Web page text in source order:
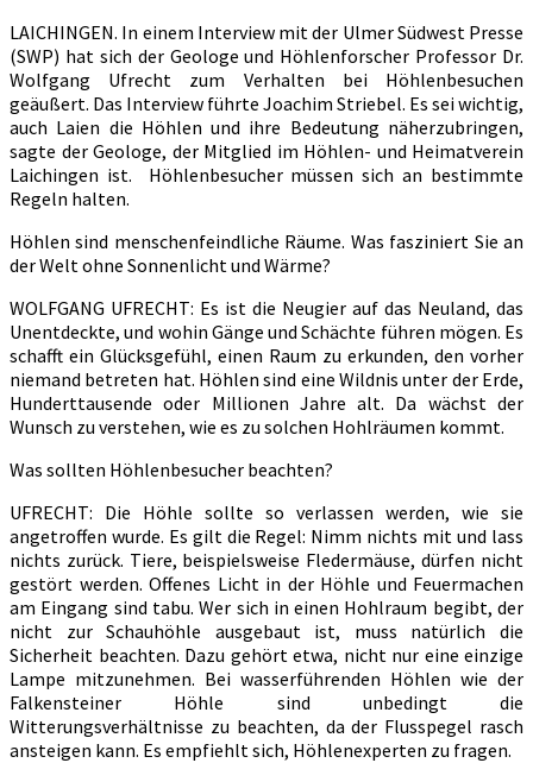
LAICHINGEN. In einem Interview mit der Ulmer Südwest Presse
(SWP) hat sich der Geologe und Höhlenforscher Professor Dr.
Wolfgang Ufrecht zum Verhalten bei Höhlenbesuchen
geäußert. Das Interview führte Joachim Striebel. Es sei wichtig,
auch Laien die Höhlen und ihre Bedeutung näherzubringen,
sagte der Geologe, der Mitglied im Höhlen- und Heimatverein
Laichingen ist. Höhlenbesucher müssen sich an bestimmte
Regeln halten.
Höhlen sind menschenfeindliche Räume. Was fasziniert Sie an
der Welt ohne Sonnenlicht und Wärme?
WOLFGANG UFRECHT: Es ist die Neugier auf das Neuland, das
Unentdeckte, und wohin Gänge und Schächte führen mögen. Es
schafft ein Glücksgefühl, einen Raum zu erkunden, den vorher
niemand betreten hat. Höhlen sind eine Wildnis unter der Erde,
Hunderttausende oder Millionen Jahre alt. Da wächst der
Wunsch zu verstehen, wie es zu solchen Hohlräumen kommt.
Was sollten Höhlenbesucher beachten?
UFRECHT: Die Höhle sollte so verlassen werden, wie sie
angetroffen wurde. Es gilt die Regel: Nimm nichts mit und lass
nichts zurück. Tiere, beispielsweise Fledermäuse, dürfen nicht
gestört werden. Offenes Licht in der Höhle und Feuermachen
am Eingang sind tabu. Wer sich in einen Hohlraum begibt, der
nicht zur Schauhöhle ausgebaut ist, muss natürlich die
Sicherheit beachten. Dazu gehört etwa, nicht nur eine einzige
Lampe mitzunehmen. Bei wasserführenden Höhlen wie der
Falkensteiner Höhle sind unbedingt die
Witterungsverhältnisse zu beachten, da der Flusspegel rasch
ansteigen kann. Es empfiehlt sich, Höhlenexperten zu fragen.